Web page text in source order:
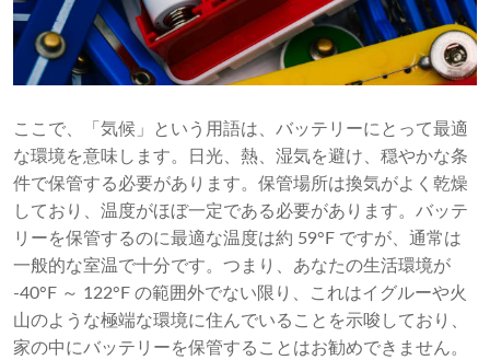
ここで、「気候」という用語は、バッテリーにとって最適
な環境を意味します。日光、熱、湿気を避け、穏やかな条
件で保管する必要があります。保管場所は換気がよく乾燥
しており、温度がほぼ一定である必要があります。バッテ
リーを保管するのに最適な温度は約 59°F ですが、通常は
一般的な室温で十分です。つまり、あなたの生活環境が
-40°F ～ 122°F の範囲外でない限り、これはイグルーや火
山のような極端な環境に住んでいることを示唆しており、
家の中にバッテリーを保管することはお勧めできません。